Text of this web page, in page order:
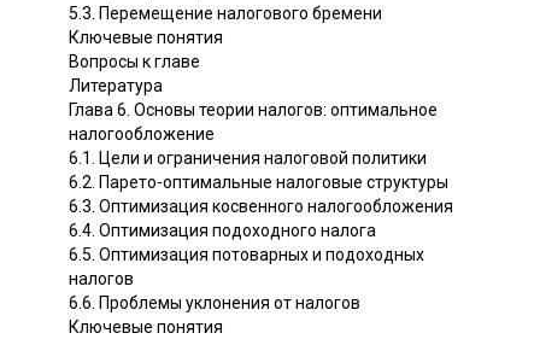
5.3. Перемещение налогового бремени
Ключевые понятия
Вопросы к главе
Литература
Глава 6. Основы теории налогов: оптимальное
налогообложение
6.1. Цели и ограничения налоговой политики
6.2. Парето-оптимальные налоговые структуры
6.3. Оптимизация косвенного налогообложения
6.4. Оптимизация подоходного налога
6.5. Оптимизация потоварных и подоходных
налогов
6.6. Проблемы уклонения от налогов
Ключевые понятия